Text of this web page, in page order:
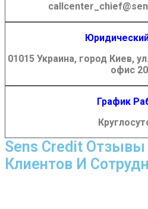
01015 Украина, город Киев,
офис
График
Sens Credit
Клиентов И